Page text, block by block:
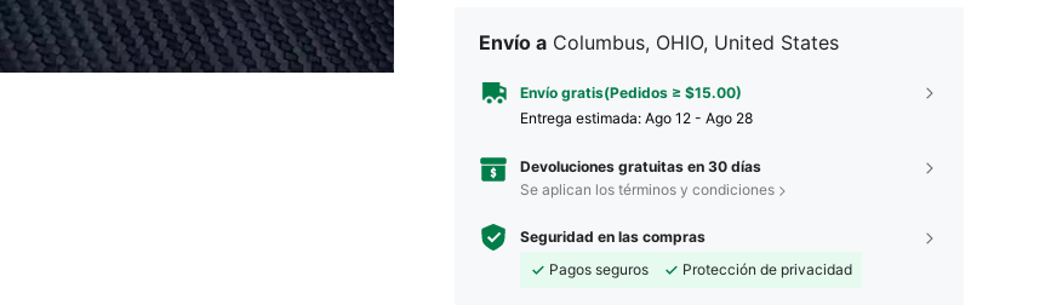
Envío a Columbus, OHIO, United States
Envío gratis(Pedidos ≥ $15.00)
Entrega estimada: Ago 12 - Ago 28
Devoluciones gratuitas en 30 días
Se aplican los términos y condiciones
Seguridad en las compras
Pagos seguros
Protección de privacidad